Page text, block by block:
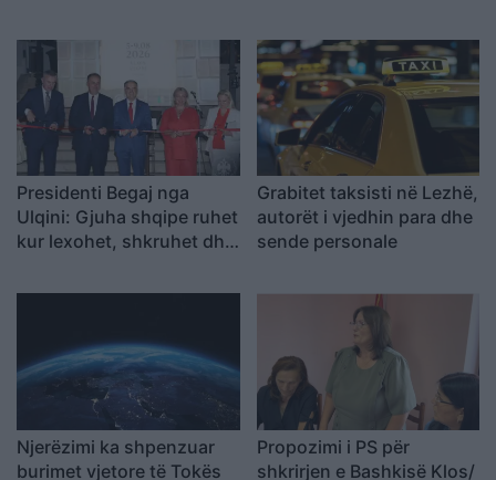
Presidenti Begaj nga
Ulqini: Gjuha shqipe ruhet
kur lexohet, shkruhet dhe
Grabitet taksisti në Lezhë,
autorët i vjedhin para dhe
sende personale
Njerëzimi ka shpenzuar
burimet vjetore të Tokës
Propozimi i PS për
shkrirjen e Bashkisë Klos/